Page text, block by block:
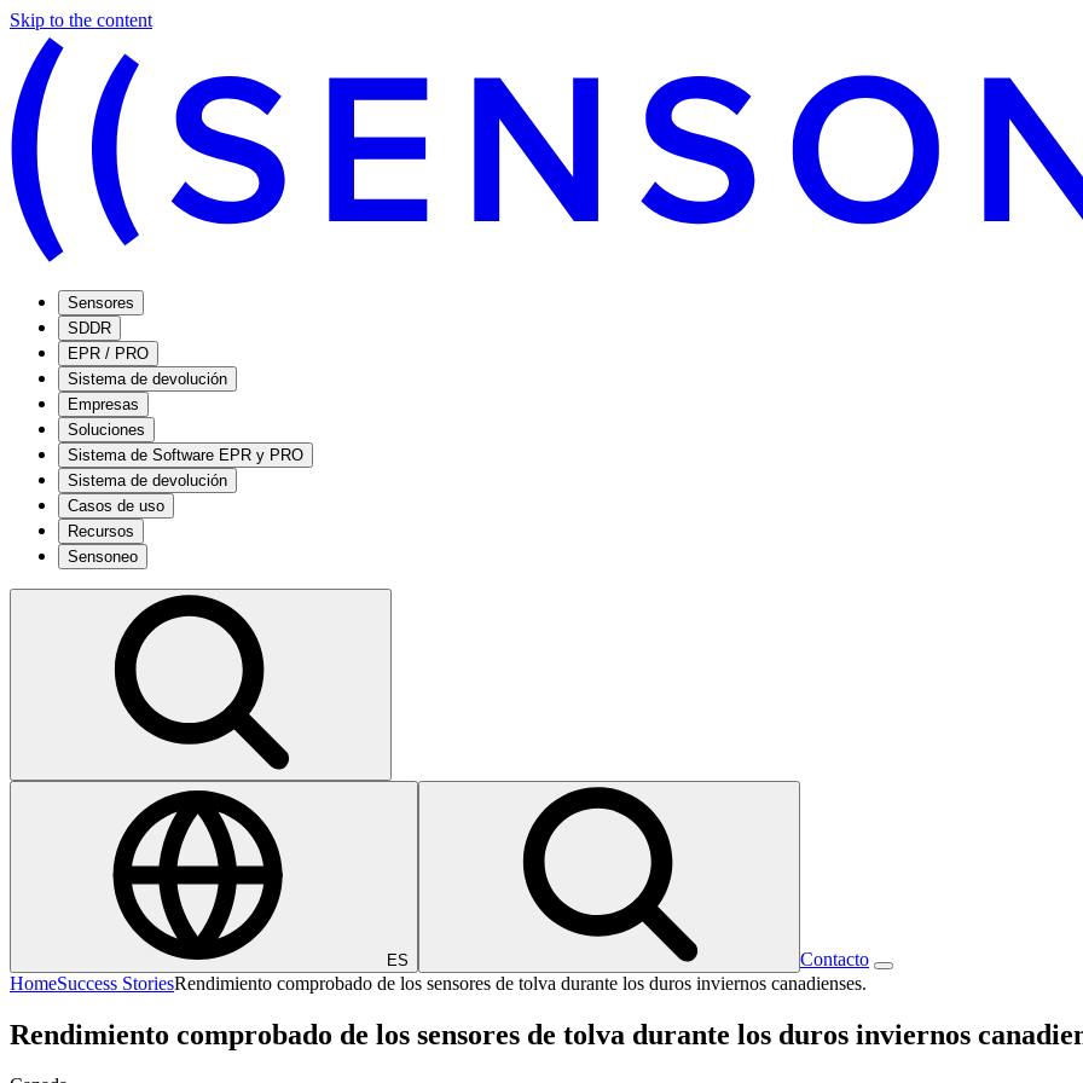
Skip to the content
Sensores
SDDR
EPR / PRO
Sistema de devolución
Empresas
Soluciones
Sistema de Software EPR y PRO
Sistema de devolución
Casos de uso
Recursos
Sensoneo
ES
Contacto
HomeSuccess StoriesRendimiento comprobado de los sensores de tolva durante los duros inviernos canadienses.
Rendimiento comprobado de los sensores de tolva durante los duros inviernos